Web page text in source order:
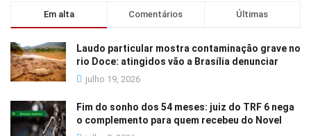
Em alta Comentários Últimas
Laudo particular mostra contaminação grave no
rio Doce: atingidos vão a Brasília denunciar
julho 19, 2026
Fim do sonho dos 54 meses: juiz do TRF 6 nega
o complemento para quem recebeu do Novel